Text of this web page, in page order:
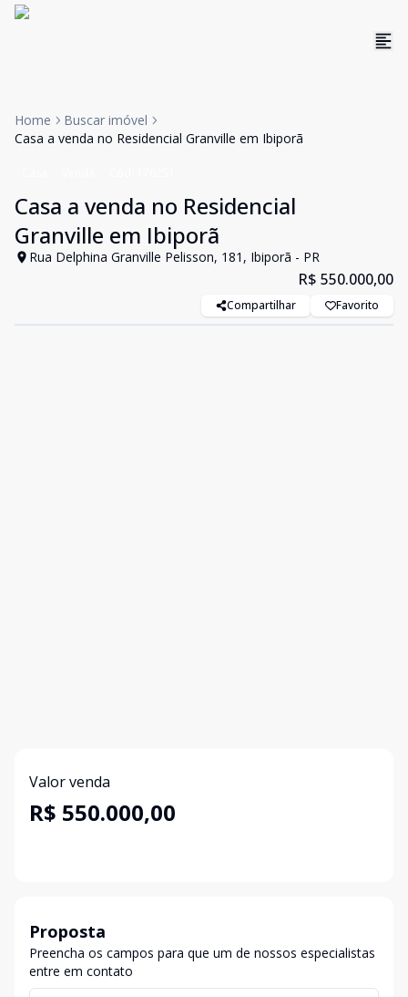
Home
Buscar imóvel
Casa a venda no Residencial Granville em Ibiporã
Casa a venda no Residencial
Granville em Ibiporã
Rua Delphina Granville Pelisson, 181, Ibiporã - PR
R$ 550.000,00
Compartilhar Favorito
Valor venda
R$ 550.000,00
Proposta
Preencha os campos para que um de nossos especialistas
entre em contato